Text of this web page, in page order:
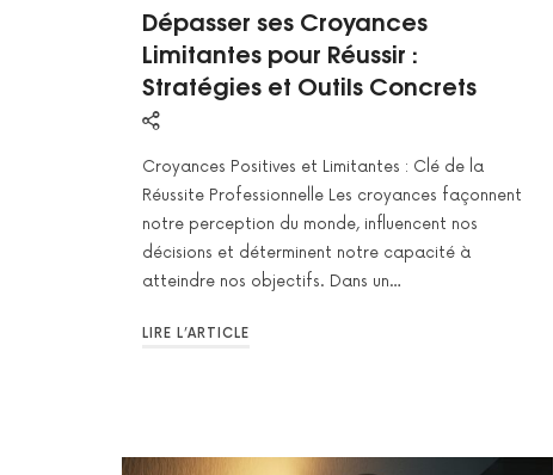
Dépasser ses Croyances
Limitantes pour Réussir :
Stratégies et Outils Concrets
Croyances Positives et Limitantes : Clé de la
Réussite Professionnelle Les croyances façonnent
notre perception du monde, influencent nos
décisions et déterminent notre capacité à
atteindre nos objectifs. Dans un…
LIRE L’ARTICLE